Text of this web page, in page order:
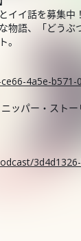
イイ話を募集
物語、「どう
。
4a5e-b571-
ッパー・ストー